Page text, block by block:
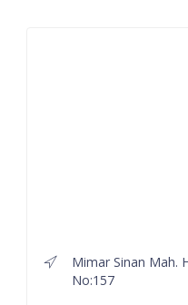
Mimar Sinan Mah.
No:157